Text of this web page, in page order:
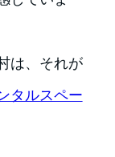
は、それが
タルスペー